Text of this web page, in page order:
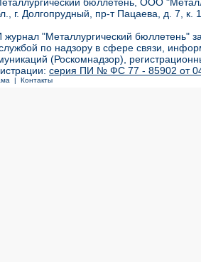
г. Долгопрудный, пр-т Пацаева, д. 7,
"Металлургический бюллетень"
по надзору в сфере связи,
(Роскомнадзор),
серия ПИ № ФС 77 - 85902 от 04
| Контакты